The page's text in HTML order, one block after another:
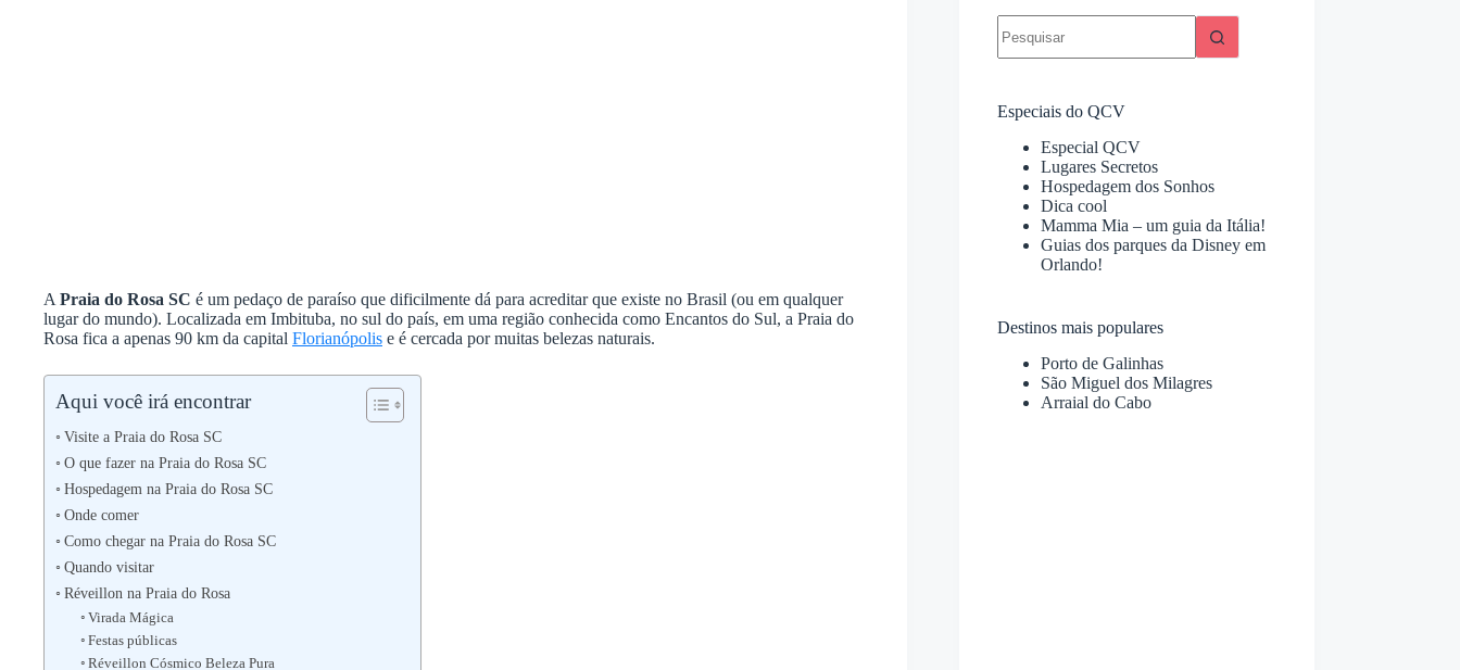
A Praia do Rosa SC é um pedaço de paraíso que dificilmente dá para acreditar que existe no Brasil (ou em qualquer
lugar do mundo). Localizada em Imbituba, no sul do país, em uma região conhecida como Encantos do Sul, a Praia do
Rosa fica a apenas 90 km da capital Florianópolis e é cercada por muitas belezas naturais.
Aqui você irá encontrar
Visite a Praia do Rosa SC
O que fazer na Praia do Rosa SC
Hospedagem na Praia do Rosa SC
Onde comer
Como chegar na Praia do Rosa SC
Quando visitar
Réveillon na Praia do Rosa
Virada Mágica
Festas públicas
Réveillon Cósmico Beleza Pura
resultados
Especiais do QCV
Especial QCV
Lugares Secretos
Hospedagem dos Sonhos
Dica cool
Mamma Mia – um guia da Itália!
Guias dos parques da Disney em
Orlando!
Destinos mais populares
Porto de Galinhas
São Miguel dos Milagres
Arraial do Cabo